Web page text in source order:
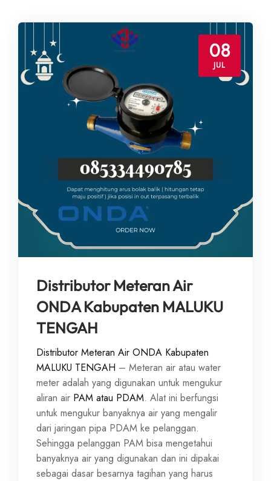
08
JUL
Distributor Meteran Air
ONDA Kabupaten MALUKU
TENGAH
Distributor Meteran Air ONDA Kabupaten
MALUKU TENGAH – Meteran air atau water
meter adalah yang digunakan untuk mengukur
aliran air PAM atau PDAM. Alat ini berfungsi
untuk mengukur banyaknya air yang mengalir
dari jaringan pipa PDAM ke pelanggan.
Sehingga pelanggan PAM bisa mengetahui
banyaknya air yang digunakan dan ini dipakai
sebagai dasar besarnya tagihan yang harus